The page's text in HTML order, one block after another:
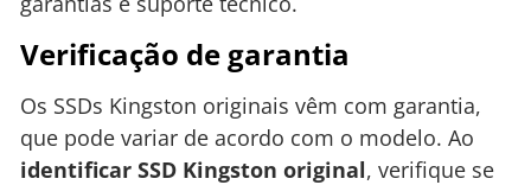
Verificação de garantia
Os SSDs Kingston originais vêm com garantia,
que pode variar de acordo com o modelo. Ao
identificar SSD Kingston original, verifique se